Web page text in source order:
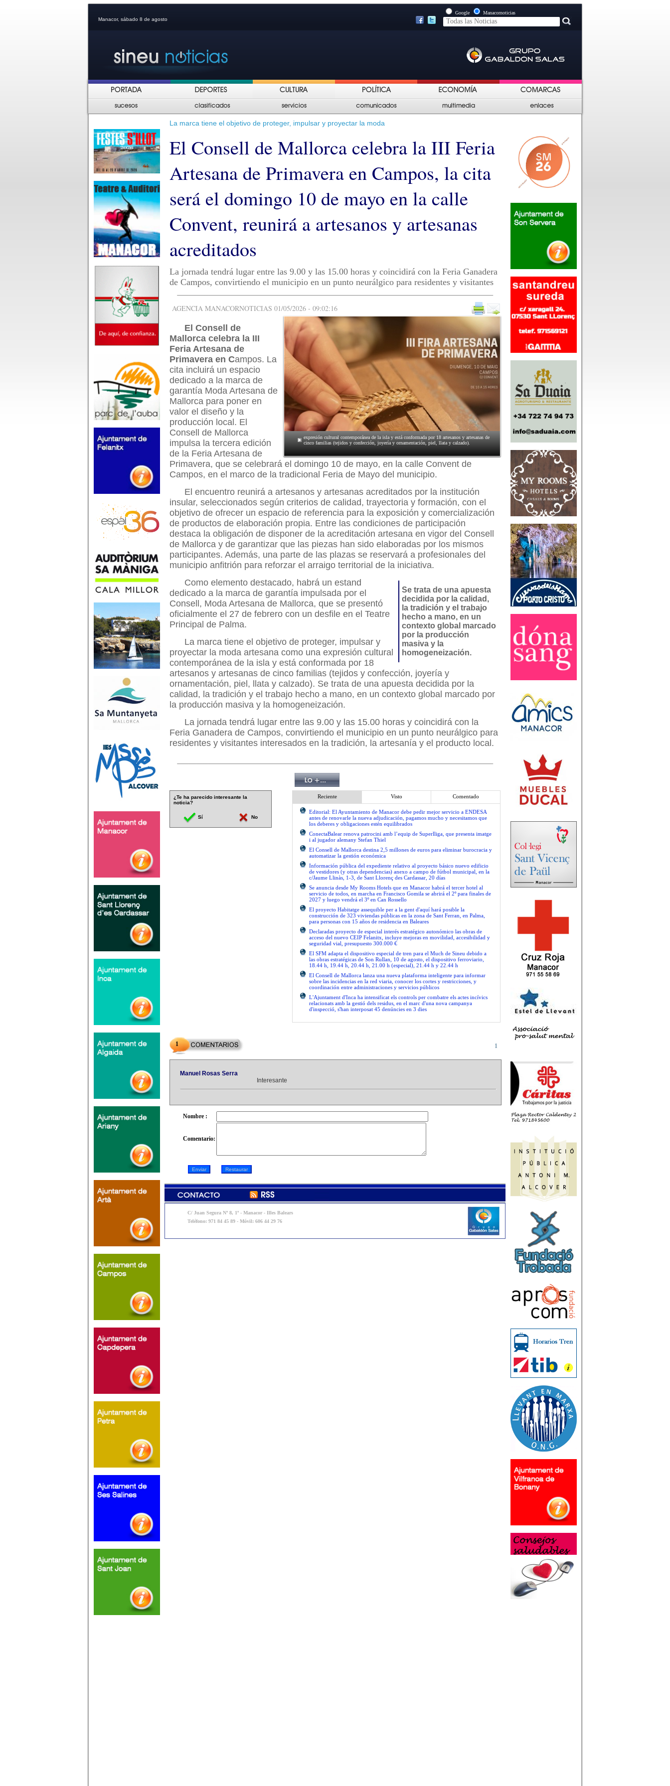
Manacor, sábado 8 de agosto
Google Manacornoticias
La marca tiene el objetivo de proteger, impulsar y proyectar la moda
El Consell de Mallorca celebra la III Feria
Artesana de Primavera en Campos, la cita
será el domingo 10 de mayo en la calle
Convent, reunirá a artesanos y artesanas
acreditados
La jornada tendrá lugar entre las 9.00 y las 15.00 horas y coincidirá con la Feria Ganadera
de Campos, convirtiendo el municipio en un punto neurálgico para residentes y visitantes
AGENCIA MANACORNOTICIAS 01/05/2026 - 09:02:16
expresión cultural contemporánea de la isla y está conformada por 18 artesanos y artesanas de
cinco familias (tejidos y confección, joyería y ornamentación, piel, llata y calzado).
El Consell de
Mallorca celebra la III
Feria Artesana de
Primavera en Campos. La
cita incluirá un espacio
dedicado a la marca de
garantía Moda Artesana de
Mallorca para poner en
valor el diseño y la
producción local. El
Consell de Mallorca
impulsa la tercera edición
de la Feria Artesana de
Primavera, que se celebrará el domingo 10 de mayo, en la calle Convent de
Campos, en el marco de la tradicional Feria de Mayo del municipio.
El encuentro reunirá a artesanos y artesanas acreditados por la institución
insular, seleccionados según criterios de calidad, trayectoria y formación, con el
objetivo de ofrecer un espacio de referencia para la exposición y comercialización
de productos de elaboración propia. Entre las condiciones de participación
destaca la obligación de disponer de la acreditación artesana en vigor del Consell
de Mallorca y de garantizar que las piezas han sido elaboradas por los mismos
participantes. Además, una parte de las plazas se reservará a profesionales del
municipio anfitrión para reforzar el arraigo territorial de la iniciativa.
Se trata de una apuesta
decidida por la calidad,
la tradición y el trabajo
hecho a mano, en un
contexto global marcado
por la producción
masiva y la
homogeneización.
Como elemento destacado, habrá un estand
dedicado a la marca de garantía impulsada por el
Consell, Moda Artesana de Mallorca, que se presentó
oficialmente el 27 de febrero con un desfile en el Teatre
Principal de Palma.
La marca tiene el objetivo de proteger, impulsar y
proyectar la moda artesana como una expresión cultural
contemporánea de la isla y está conformada por 18
artesanos y artesanas de cinco familias (tejidos y confección, joyería y
ornamentación, piel, llata y calzado). Se trata de una apuesta decidida por la
calidad, la tradición y el trabajo hecho a mano, en un contexto global marcado por
la producción masiva y la homogeneización.
La jornada tendrá lugar entre las 9.00 y las 15.00 horas y coincidirá con la
Feria Ganadera de Campos, convirtiendo el municipio en un punto neurálgico para
residentes y visitantes interesados en la tradición, la artesanía y el producto local.
¿Te ha parecido interesante la
noticia?
Sí No
Reciente Visto Comentado
Editorial: El Ayuntamiento de Manacor debe pedir mejor servicio a ENDESA
antes de renovarle la nueva adjudicación, pagamos mucho y necesitamos que
los deberes y obligaciones estén equilibrados
ConectaBalear renova patrocini amb l’equip de Superlliga, que presenta imatge
i al jugador alemany Stefan Thiel
El Consell de Mallorca destina 2,5 millones de euros para eliminar burocracia y
automatizar la gestión económica
Información pública del expediente relativo al proyecto básico nuevo edificio
de vestidores (y otras dependencias) anexo a campo de fútbol municipal, en la
c/Jaume Llinàs, 1-3, de Sant Llorenç des Cardassar, 20 días
Se anuncia desde My Rooms Hotels que en Manacor habrá el tercer hotel al
servicio de todos, en marcha en Francisco Gomila se abrirá el 2º para finales de
2027 y luego vendrá el 3º en Can Rossello
El proyecto Habitatge assequible per a la gent d'aquí hará posible la
construcción de 323 viviendas públicas en la zona de Sant Ferran, en Palma,
para personas con 15 años de residencia en Baleares
Declaradas proyecto de especial interés estratégico autonómico las obras de
acceso del nuevo CEIP Felanitx, incluye mejoras en movilidad, accesibilidad y
seguridad vial, presupuesto 300.000 €
El SFM adapta el dispositivo especial de tren para el Much de Sineu debido a
las obras estratégicas de Son Rullan, 10 de agosto, el dispositivo ferroviario,
18.44 h, 19.44 h, 20.44 h, 21.00 h (especial), 21.44 h y 22.44 h
El Consell de Mallorca lanza una nueva plataforma inteligente para informar
sobre las incidencias en la red viaria, conocer los cortes y restricciones, y
coordinación entre administraciones y servicios públicos
L'Ajuntament d'Inca ha intensificat els controls per combatre els actes incívics
relacionats amb la gestió dels residus, en el marc d'una nova campanya
d'inspecció, s'han interposat 45 denúncies en 3 dies
1 1
Manuel Rosas Serra
Interesante
Nombre :
Comentario:
C/ Juan Segura Nº 8, 1º - Manacor - Illes Balears
Teléfono: 971 84 45 89 - Móvil: 606 44 29 76